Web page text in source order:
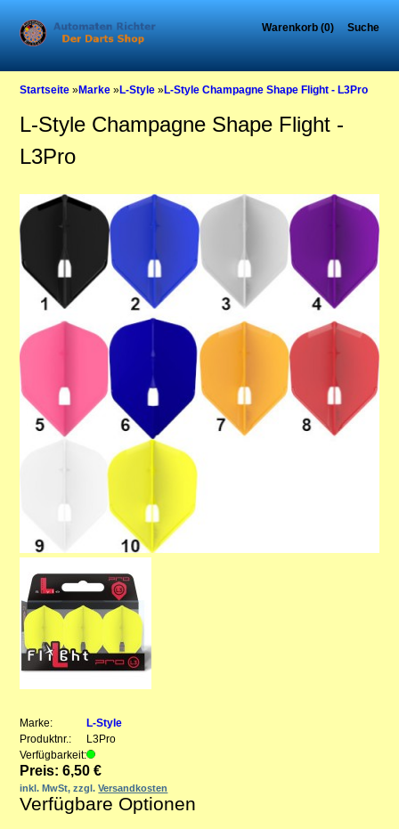
Warenkorb (0) Suche
Startseite »Marke »L-Style »L-Style Champagne Shape Flight - L3Pro
L-Style Champagne Shape Flight -
L3Pro
Marke:
L-Style
Produktnr.:
L3Pro
Verfügbarkeit:
Preis: 6,50 €
inkl. MwSt, zzgl.Versandkosten
Verfügbare Optionen